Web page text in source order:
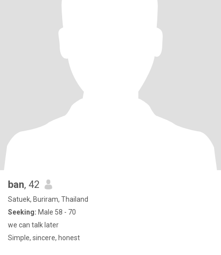
ban, 42
Satuek, Buriram, Thailand
Seeking: Male 58 - 70
we can talk later
Simple, sincere, honest